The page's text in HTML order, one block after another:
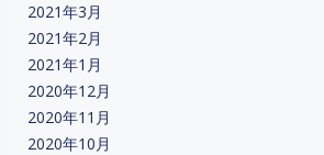
2021年3月
2021年2月
2021年1月
2020年12月
2020年11月
2020年10月